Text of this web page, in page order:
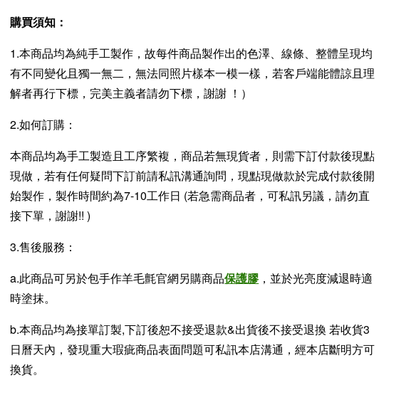
購買須知：
1.本商品均為純手工製作，故每件商品製作出的色澤、線條、整體呈現均
有不同變化且獨一無二，無法同照片樣本一模一樣，若客戶端能體諒且理
解者再行下標，完美主義者請勿下標，謝謝 ！）
2.如何訂購：
本商品均為手工製造且工序繁複，商品若無現貨者，則需下訂付款後現點
現做，若有任何疑問下訂前請私訊溝通詢問，現點現做款於完成付款後開
始製作，製作時間約為7-10工作日 (若急需商品者，可私訊另議，請勿直
接下單，謝謝!! )
3.售後服務：
a.此商品可另於包手作羊毛氈官網另購商品保護膠，並於光亮度減退時適
時塗抹。
b.本商品均為接單訂製,下訂後恕不接受退款&出貨後不接受退換 若收貨3
日曆天內，發現重大瑕疵商品表面問題可私訊本店溝通，經本店斷明方可
換貨。